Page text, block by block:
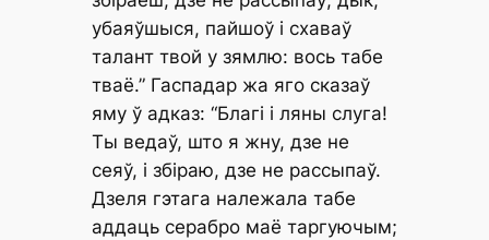
убаяўшыся, пайшоў і схаваў
талант твой у зямлю: вось табе
тваё.” Гаспадар жа яго сказаў
яму ў адказ: “Благі і ляны слуга!
Ты ведаў, што я жну, дзе не
сеяў, і збіраю, дзе не рассыпаў.
Дзеля гэтага належала табе
аддаць серабро маё таргуючым;